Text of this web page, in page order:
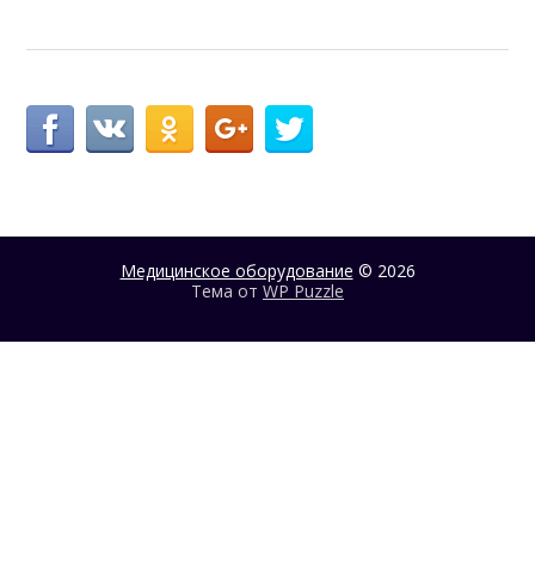
Медицинское оборудование © 2026
Тема от WP Puzzle